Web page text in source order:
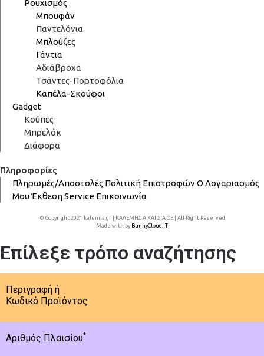
Ρουχισμός
Μπουφάν
Παντελόνια
Μπλούζες
Γάντια
Αδιάβροχα
Τσάντες-Πορτοφόλια
Καπέλα-Σκούφοι
Gadget
Κούπες
Μπρελόκ
Διάφορα
Πληροφορίες
Πληρωμές/Αποστολές Πολιτική ΕπιστροφώνΟ Λογαριασμός
ΜουΈκθεσηService Επικοινωνία
© Copyright 2021 kalemis.gr | ΚΑΛΕΜΗΣ Α ΚΑΙ ΣΙΑ ΟΕ | All Right Reserved
Made with by BunnyCloud.IT
Επίλεξε τρόπο αναζήτησης
Περιγραφή ή
Κωδικό Προϊόντος
Αριθμός Πλαισίου*